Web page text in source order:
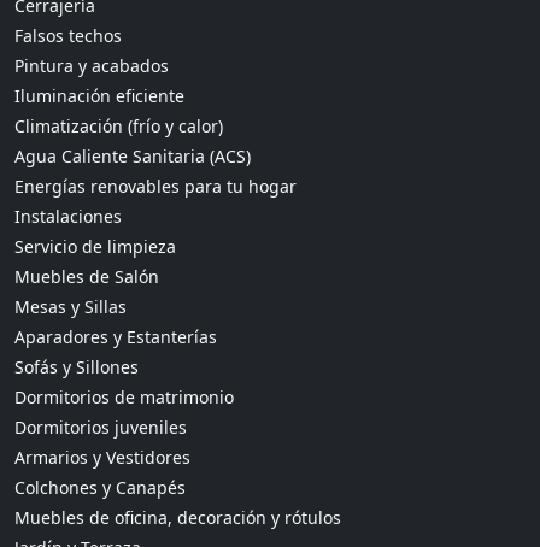
Cerrajería
Falsos techos
Pintura y acabados
Iluminación eficiente
Climatización (frío y calor)
Agua Caliente Sanitaria (ACS)
Energías renovables para tu hogar
Instalaciones
Servicio de limpieza
Muebles de Salón
Mesas y Sillas
Aparadores y Estanterías
Sofás y Sillones
Dormitorios de matrimonio
Dormitorios juveniles
Armarios y Vestidores
Colchones y Canapés
Muebles de oficina, decoración y rótulos